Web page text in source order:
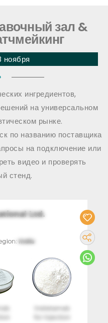
зал &
ноября
ингредиентов,
на универсальном
рынке.
по названию поставщика
на подключение или
видео и проверять
стенд.